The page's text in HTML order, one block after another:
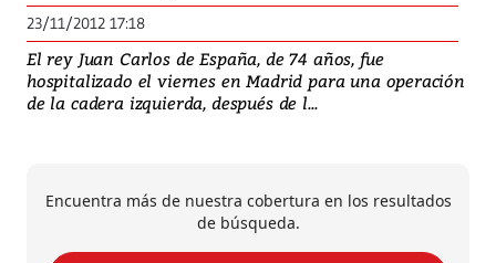
23/11/2012 17:18
El rey Juan Carlos de España, de 74 años, fue
hospitalizado el viernes en Madrid para una operación
de la cadera izquierda, después de l...
Encuentra más de nuestra cobertura en los resultados
de búsqueda.